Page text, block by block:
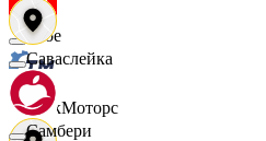
Твое
ТракМоторс
Саваслейка
Самбери